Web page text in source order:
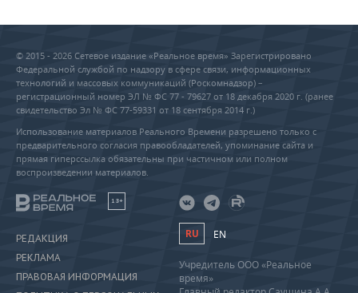
© 2015 - 2026 Сетевое издание «Реальное время» Зарегистрировано
Федеральной службой по надзору в сфере связи, информационных
технологий и массовых коммуникаций (Роскомнадзор) –
регистрационный номер ЭЛ № ФС 77 - 79627 от 18 декабря 2020 г. (ранее
свидетельство Эл № ФС 77-59331 от 18 сентября 2014 г.)
Использование материалов Реального Времени разрешено только с
предварительного согласия правообладателей, упоминание сайта и
прямая гиперссылка обязательны при частичном или полном
воспроизведении материалов.
18+
РЕДАКЦИЯ
РЕКЛАМА
ПРАВОВАЯ ИНФОРМАЦИЯ
RU EN
Учредитель ООО «Реальное
время»